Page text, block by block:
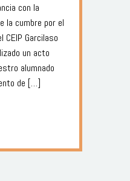
con la
la cumbre por el
CEIP Garcilaso
un acto
alumnado
de […]